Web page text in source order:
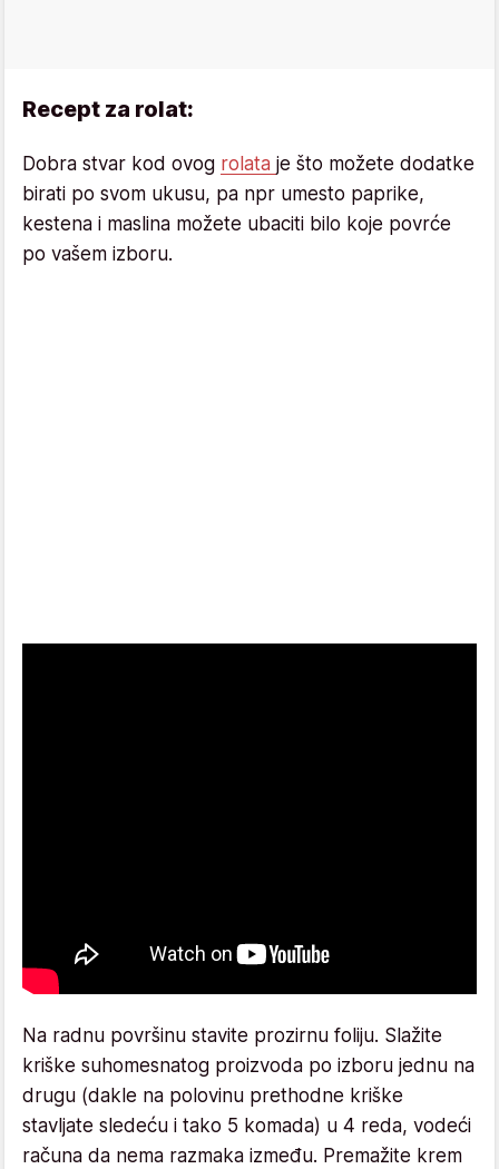
Recept za rolat:
Dobra stvar kod ovog rolata je što možete dodatke
birati po svom ukusu, pa npr umesto paprike,
kestena i maslina možete ubaciti bilo koje povrće
po vašem izboru.
Na radnu površinu stavite prozirnu foliju. Slažite
kriške suhomesnatog proizvoda po izboru jednu na
drugu (dakle na polovinu prethodne kriške
stavljate sledeću i tako 5 komada) u 4 reda, vodeći
računa da nema razmaka između. Premažite krem